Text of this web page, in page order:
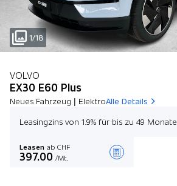
1/18
VOLVO
EX30 E60 Plus
Neues Fahrzeug | ElektroAlle Details
Leasingzins von 1.9% für bis zu 49 Monate
Leasen ab CHF
397.00 /Mt.